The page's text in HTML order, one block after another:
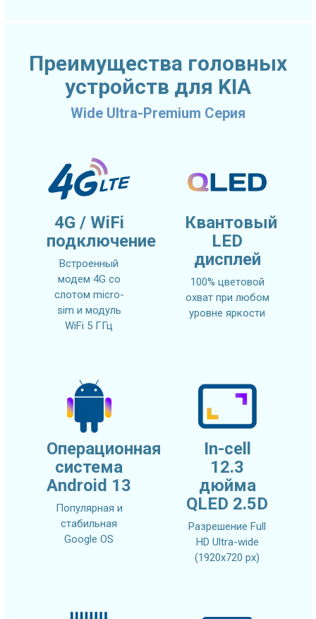
Преимущества головных
устройств для KIA
Wide Ultra-Premium Серия
4G / WiFi
подключение
Встроенный
модем 4G со
слотом micro-
sim и модуль
WiFi 5 ГГц
Квантовый
LED
дисплей
100% цветовой
охват при любом
уровне яркости
Операционная
система
Android 13
Популярная и
стабильная
Google OS
In-cell
12.3
дюйма
QLED 2.5D
Разрешение Full
HD Ultra-wide
(1920x720 px)